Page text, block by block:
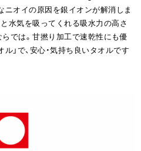
ニオイの原因を銀イオンが解消しま
水気を吸ってくれる吸水力の高さ
では。甘撚り加工で速乾性にも優
」で、安心・気持ち良いタオルです